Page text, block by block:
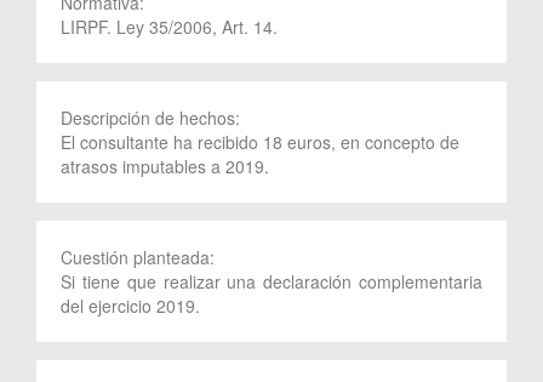
LIRPF. Ley 35/2006, Art. 14.
Descripción de hechos:
El consultante ha recibido 18 euros, en concepto de
atrasos imputables a 2019.
Cuestión planteada:
Si tiene que realizar una declaración complementaria
del ejercicio 2019.